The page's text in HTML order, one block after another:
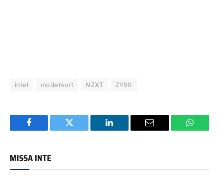
intel moderkort NZXT Z490
Facebook Twitter LinkedIn Email
MISSA INTE